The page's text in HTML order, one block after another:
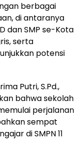
berbagai
di antaranya
dan SMP se-Kota
serta
potensi
Putri, S.Pd.,
bahwa sekolah
perjalanan
sempat
di SMPN 11